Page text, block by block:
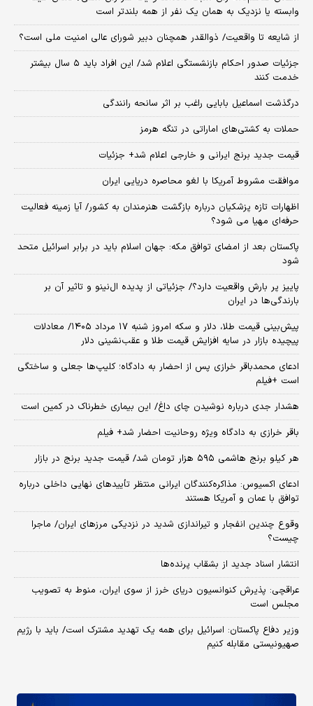
وابسته یا نزدیک به همان یک نفر از همه بلندتر است
از شایعه تا واقعیت/ ذوالقدر همچنان دبیر شورای ‌عالی امنیت ملی است؟
جزئیات صدور احکام بازنشستگی اعلام شد/ این افراد باید ۵ سال بیشتر
خدمت کنند
درگذشت اسماعیل بابایی راغب بر اثر سانحه رانندگی
حملات به کشتی‌های اماراتی در تنگه هرمز
قیمت جدید برنج ایرانی و خارجی اعلام شد+ جزئیات
موافقت مشروط آمریکا با لغو محاصره دریایی ایران
اظهارات تازه پزشکیان درباره بازگشت هنرمندان به کشور/ آیا زمینه فعالیت
حرفه‌ای مهیا می شود؟
پاکستان بعد از امضای توافق مکه: جهان اسلام باید در برابر اسرائیل متحد
شود
پاییز پر بارش واقعیت دارد؟/ جزئیاتی از پدیده ال‌نینو و تاثیر آن بر
بارندگی‌ها در ایران
پیش‌بینی قیمت طلا، دلار و سکه امروز شنبه ۱۷ مرداد ۱۴۰۵/ معادلات
پیچیده بازار در سایه افزایش قیمت طلا و عقب‌نشینی دلار
ادعای محمدباقر خرازی پس از احضار به دادگاه؛ کلیپ‌ها جعلی و ساختگی
است +فیلم
هشدار جدی درباره نوشیدن چای داغ/ این بیماری خطرناک در کمین است
باقر خرازی به دادگاه ویژه روحانیت احضار شد+ فیلم
هر کیلو برنج هاشمی ۵۹۵ هزار تومان شد/ قیمت جدید برنج در بازار
ادعای اکسیوس: مذاکره‌کنندگان ایرانی منتظر تأییدهای نهایی داخلی درباره
توافق با عمان و آمریکا هستند
وقوع چندین انفجار و تیراندازی شدید در نزدیکی مرز‌های ایران/ ماجرا
چیست؟
انتشار اسناد جدید از بشقاب پرنده‌ها
عراقچی: پذیرش کنوانسیون دریای خرز از سوی ایران، منوط به تصویب
مجلس است
وزیر دفاع پاکستان: اسرائیل برای همه یک تهدید مشترک است/ باید با رژیم
صهیونیستی مقابله کنیم